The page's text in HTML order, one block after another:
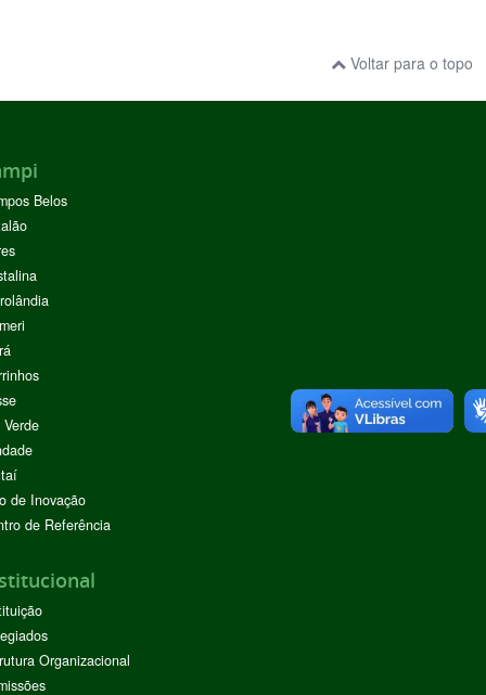
Voltar para o topo
Belos
de Inovação
de Referência
Organizacional